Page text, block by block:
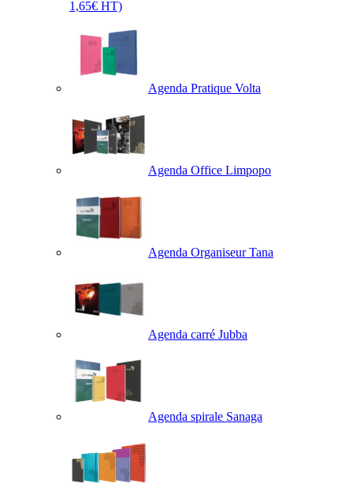
1,65€ HT)
Agenda Pratique Volta
Agenda Office Limpopo
Agenda Organiseur Tana
Agenda carré Jubba
Agenda spirale Sanaga